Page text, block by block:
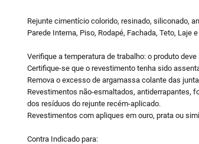
Rejunte cimentício colorido, resinado, siliconado,
Parede Interna, Piso, Rodapé, Fachada, Teto, Laje
Verifique a temperatura de trabalho: o produto
Certifique-se que o revestimento tenha sido
Remova o excesso de argamassa colante das
Revestimentos não-esmaltados, antiderrapantes,
dos resíduos do rejunte recém-aplicado.
Revestimentos com apliques em ouro, prata ou
Contra Indicado para: